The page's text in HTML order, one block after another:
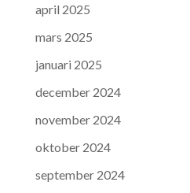
april 2025
mars 2025
januari 2025
december 2024
november 2024
oktober 2024
september 2024